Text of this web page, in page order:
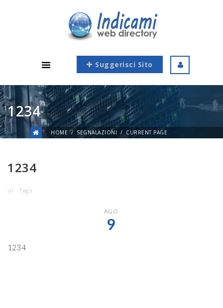
Suggerisci Sito
1234
HOME SEGNALAZIONI CURRENT PAGE
1234
in Tags
AGO
9
1234